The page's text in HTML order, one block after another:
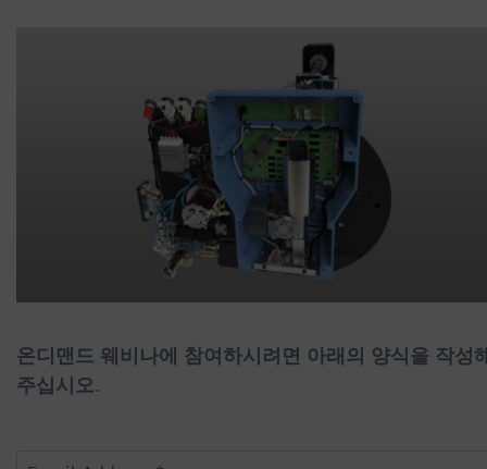
온디맨드 웨비나에 참여하시려면 아래의 양식을 작성
주십시오.